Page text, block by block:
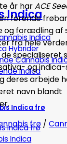
Indica
Indica
Hybrider
Cannabis
Indica
Indica frø
Indica frø
Indica
år harACE
førende
og forædling
fra hele
specialiseret
og
deres arbejde
navn blandt
frø /